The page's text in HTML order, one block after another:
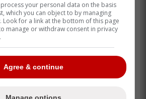
à surveiller de près ce
le CH.
your personal data on the basis
which you can object to by managing
for a link at the bottom of this page
manage or withdraw consent in privacy
Agree & continue
Manage options